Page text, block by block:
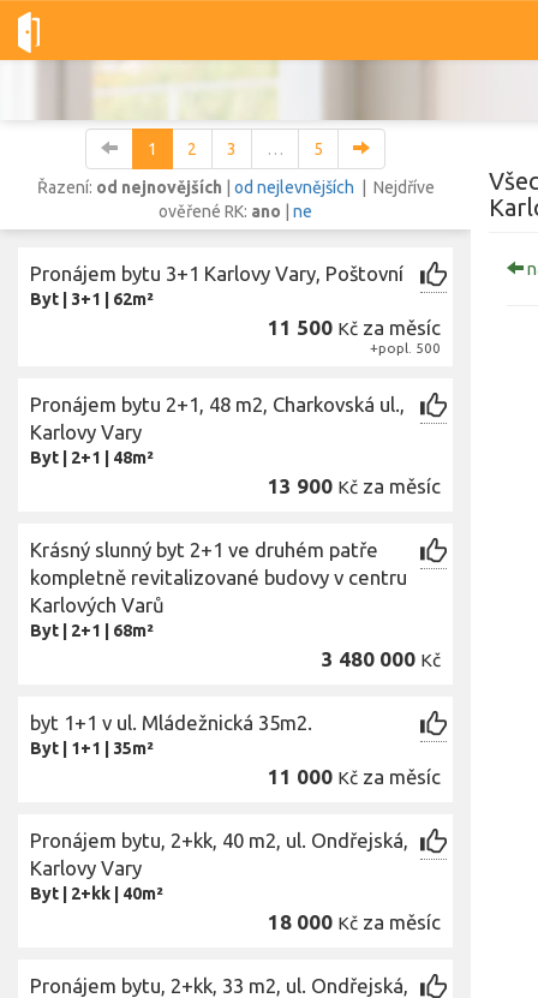
Dobré-nemovitosti.cz obec Karlovy Vary, okres Karlovy Vary,
Pozemky
Lokalita
obec Karlovy Vary,okres Karlovy Vary, Karlovarský kraj
Cena
1 2 3 …
5
Řazení: od nejnovějších od nejlevnějších | Nejdříve
ověřené RK: ano ne
Pronájem bytu 3+1 Karlovy Vary, Poštovní
Byt 3+1 62m²
11 500 Kč za měsíc
+popl. 500
Pronájem bytu 2+1, 48 m2, Charkovská ul.,
Karlovy Vary
Byt 2+1 48m²
13 900 Kč za měsíc
Krásný slunný byt 2+1 ve druhém patře
kompletně revitalizované budovy v centru
Karlových Varů
Byt 2+1 68m²
3 480 000 Kč
byt 1+1 v ul. Mládežnická 35m2.
Byt 1+1 35m²
11 000 Kč za měsíc
Pronájem bytu, 2+kk, 40 m2, ul. Ondřejská,
Karlovy Vary
Byt 2+kk 40m²
18 000 Kč za měsíc
Pronájem bytu, 2+kk, 33 m2, ul. Ondřejská,